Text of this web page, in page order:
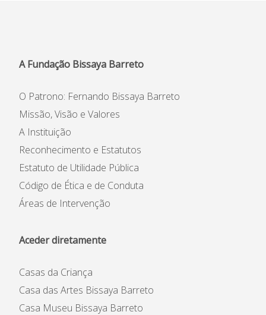
A Fundação Bissaya Barreto
O Patrono: Fernando Bissaya Barreto
Missão, Visão e Valores
A Instituição
Reconhecimento e Estatutos
Estatuto de Utilidade Pública
Código de Ética e de Conduta
Áreas de Intervenção
Aceder diretamente
Casas da Criança
Casa das Artes Bissaya Barreto
Casa Museu Bissaya Barreto